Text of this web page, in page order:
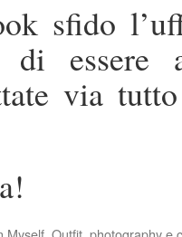
sfido
di essere
via